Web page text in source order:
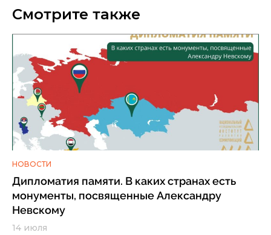
Смотрите также
НОВОСТИ
Дипломатия памяти. В каких странах есть
монументы, посвященные Александру
Невскому
14 июля